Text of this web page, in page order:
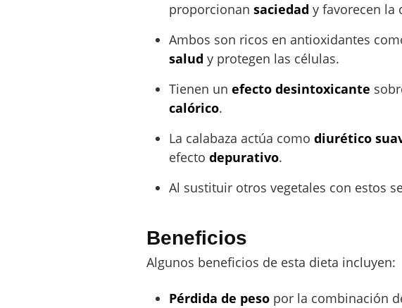
proporcionan saciedad y favorecen la
Ambos son ricos en antioxidantes
salud y protegen las células.
Tienen un efecto desintoxicante
calórico.
La calabaza actúa como diurético
efecto depurativo.
Al sustituir otros vegetales con estos
Beneficios
Algunos beneficios de esta dieta incluyen:
Pérdida de peso por la combinación